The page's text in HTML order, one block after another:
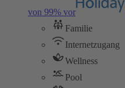
von 99% vor
Familie
Internetzugang
Wellness
Pool